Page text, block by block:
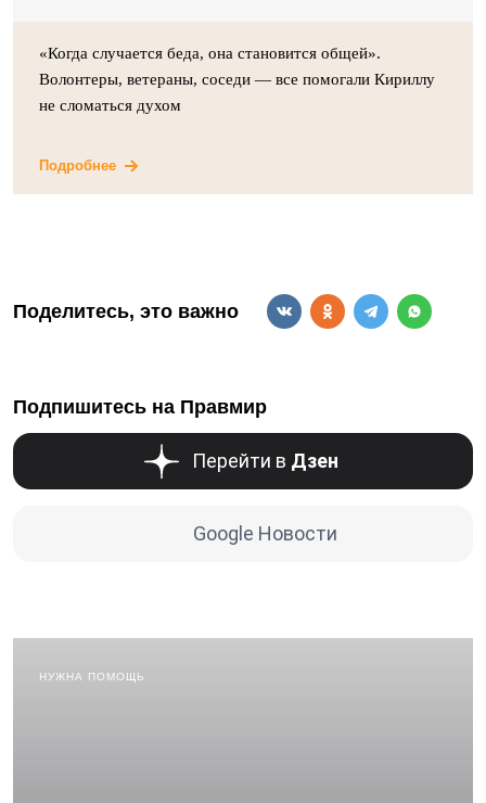
«Когда случается беда, она становится общей».
Волонтеры, ветераны, соседи — все помогали Кириллу
не сломаться духом
Подробнее
Поделитесь, это важно
Подпишитесь на Правмир
Перейти в Дзен
Google Новости
НУЖНА ПОМОЩЬ